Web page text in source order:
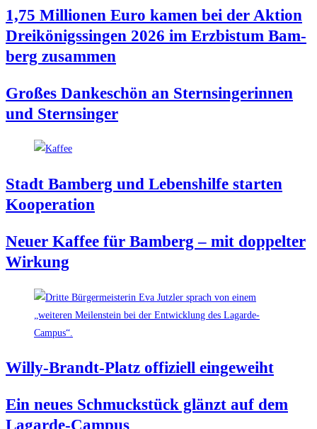
1,75 Mil­lio­nen Euro kamen bei der Akti­on
Drei­kö­nigs­sin­gen 2026 im Erz­bis­tum Bam­
berg zusammen
Gro­ßes Dan­ke­schön an Stern­sin­ge­rin­nen
und Sternsinger
Stadt Bam­berg und Lebens­hil­fe star­ten
Kooperation
Neu­er Kaf­fee für Bam­berg – mit dop­pel­ter
Wirkung
Wil­ly-Brandt-Platz offi­zi­ell eingeweiht
Ein neu­es Schmuck­stück glänzt auf dem
Lagarde-Campus